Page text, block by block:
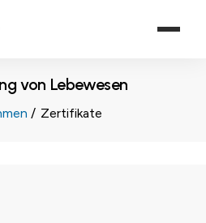
von Lebewesen
Zertifikate